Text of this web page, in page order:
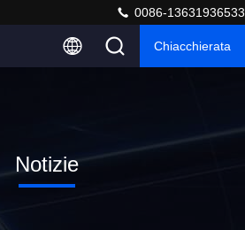
0086-13631936533
Chiacchierata
Notizie